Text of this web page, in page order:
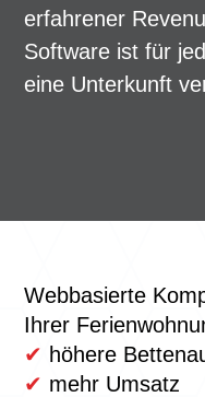
erfahrener
Software ist für
eine Unterkunft
Webbasierte
Ihrer
✔ höhere
✔ mehr Umsatz